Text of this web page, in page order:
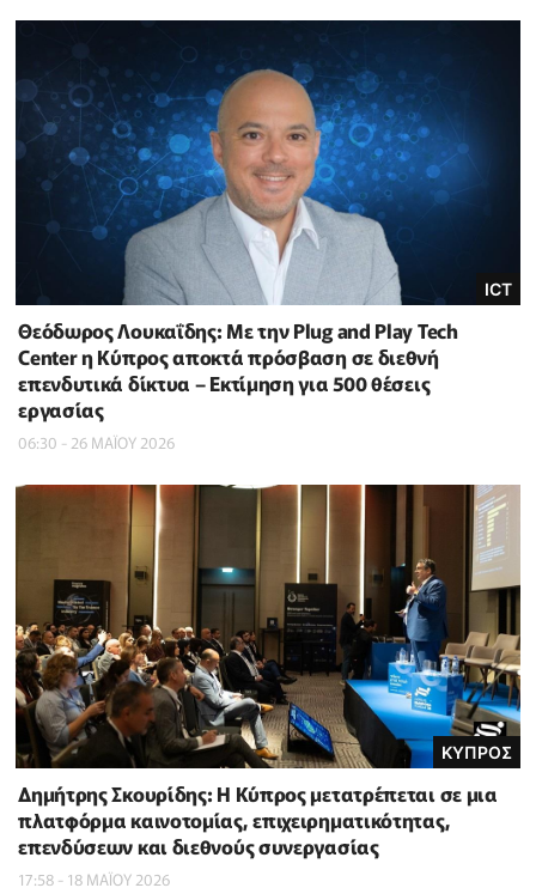
ICT
Θεόδωρος Λουκαΐδης: Με την Plug and Play Tech
Center η Κύπρος αποκτά πρόσβαση σε διεθνή
επενδυτικά δίκτυα – Εκτίμηση για 500 θέσεις
εργασίας
06:30 - 26 ΜΑΪ́ΟΥ 2026
ΚΥΠΡΟΣ
Δημήτρης Σκουρίδης: Η Κύπρος μετατρέπεται σε μια
πλατφόρμα καινοτομίας, επιχειρηματικότητας,
επενδύσεων και διεθνούς συνεργασίας
17:58 - 18 ΜΑΪ́ΟΥ 2026